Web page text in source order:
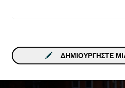
ΔΗΜΙΟΥΡΓΉΣΤΕ